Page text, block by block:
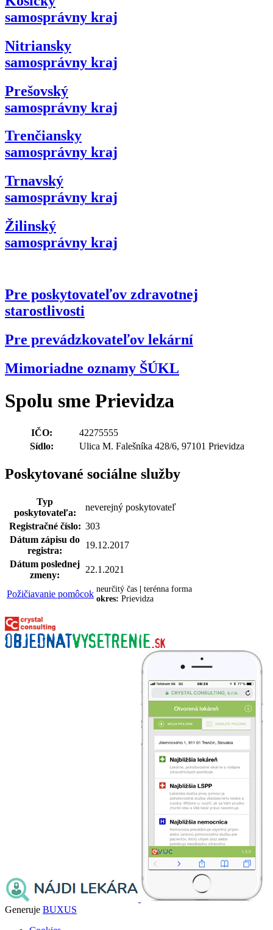
samosprávny kraj
Nitriansky
samosprávny kraj
Prešovský
samosprávny kraj
Trenčiansky
samosprávny kraj
Trnavský
samosprávny kraj
Žilinský
samosprávny kraj
Pre poskytovateľov zdravotnej
starostlivosti
Pre prevádzkovateľov lekární
Mimoriadne oznamy ŠÚKL
Spolu sme Prievidza
IČO:
42275555
Sídlo:
Ulica M. Falešníka 428/6, 97101 Prievidza
Poskytované sociálne služby
Typ
poskytovateľa:
neverejný poskytovateľ
Registračné číslo: 303
Dátum zápisu do
registra:
19.12.2017
Dátum poslednej
zmeny:
22.1.2021
Požičiavanie pomôcok neurčitý čas | terénna forma
okres: Prievidza
Generuje BUXUS